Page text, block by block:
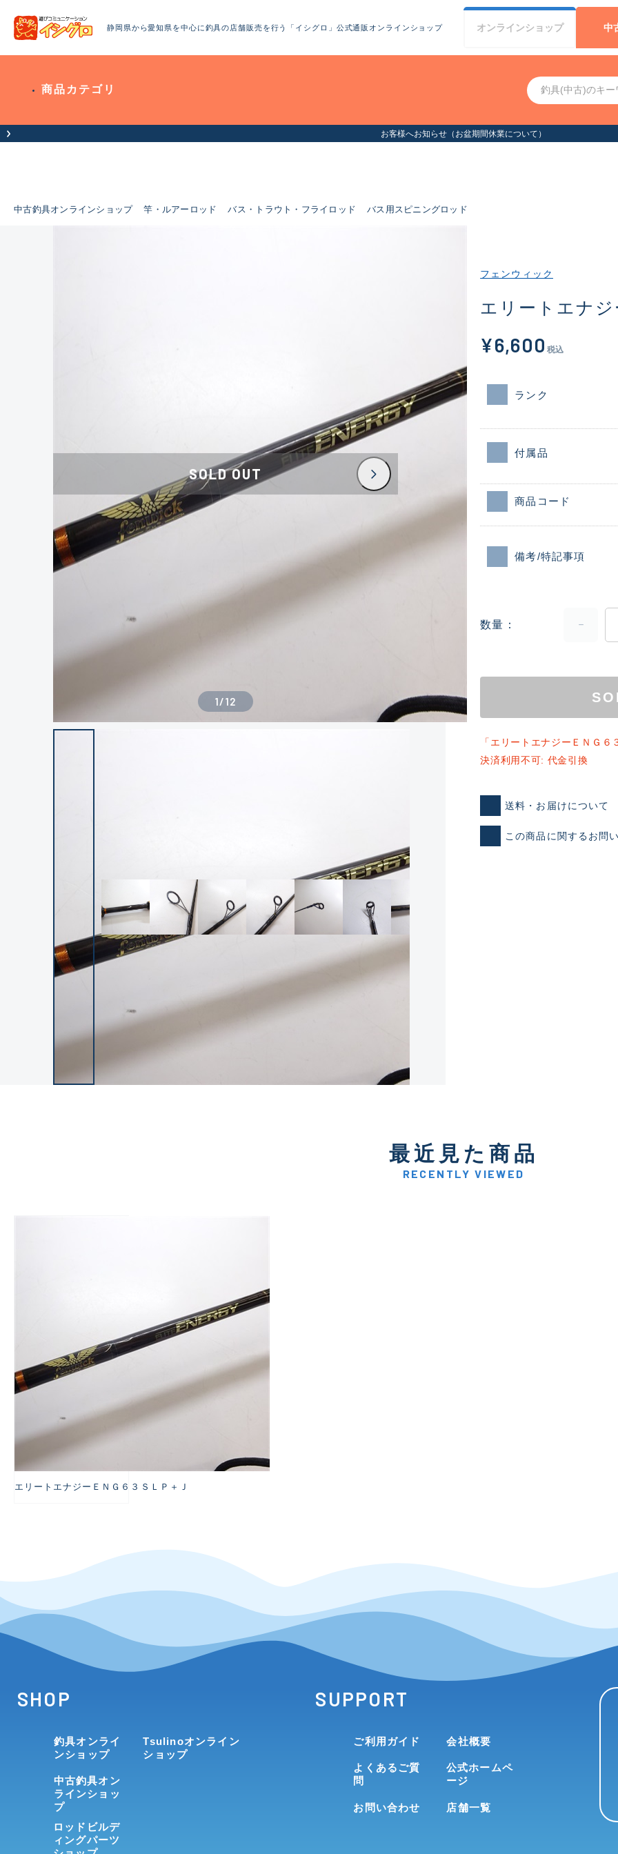
静岡県から愛知県を中心に釣具の店舗販売を行う「イシグロ」公式通販オンラインショップ オンラインショップ 中
商品カテゴリ
お客様へお知らせ（お盆期間休業について）
中古釣具オンラインショップ 竿・ルアーロッド バス・トラウト・フライロッド バス用スピニングロッド
ランクとは？
新古品（メーカー問屋から
品）
C-
い品
SOLD OUT
1/12
フェンウィック
エリートエナジ
¥6,600 税込
ランク
付属品
商品コード
備考/特記事項
数量
「エリートエナジーＥＮＧ６
決済利用不可: 代金引換
送料・お届けについて
この商品に関するお問
最近見た商品
RECENTLY VIEWED
エリートエナジーＥＮＧ６３ＳＬＰ＋Ｊ
SHOP
釣具オンライ
ンショップ
中古釣具オン
ラインショッ
プ
ロッドビルデ
ィングパーツ
Tsulinoオンライン
ショップ
SUPPORT
ご利用ガイド
よくあるご質
問
お問い合わせ
会社概要
公式ホームペ
ージ
店舗一覧